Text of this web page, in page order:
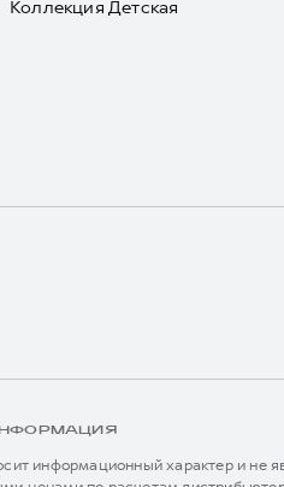
Коллекция Детская
информационный характер и не